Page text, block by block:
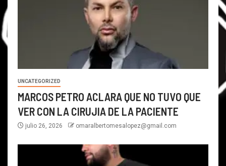
UNCATEGORIZED
MARCOS PETRO ACLARA QUE NO TUVO QUE
VER CON LA CIRUJIA DE LA PACIENTE
julio 26, 2026 omaralbertomesalopez@gmail.com